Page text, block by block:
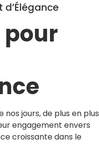
pour
jours, de plus en plus
engagement envers
croissante dans le